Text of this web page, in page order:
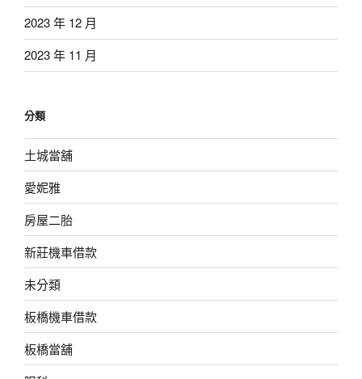
2023 年 12 月
2023 年 11 月
分類
土城當舖
愛妮雅
房屋二胎
新莊機車借款
未分類
板橋機車借款
板橋當舖